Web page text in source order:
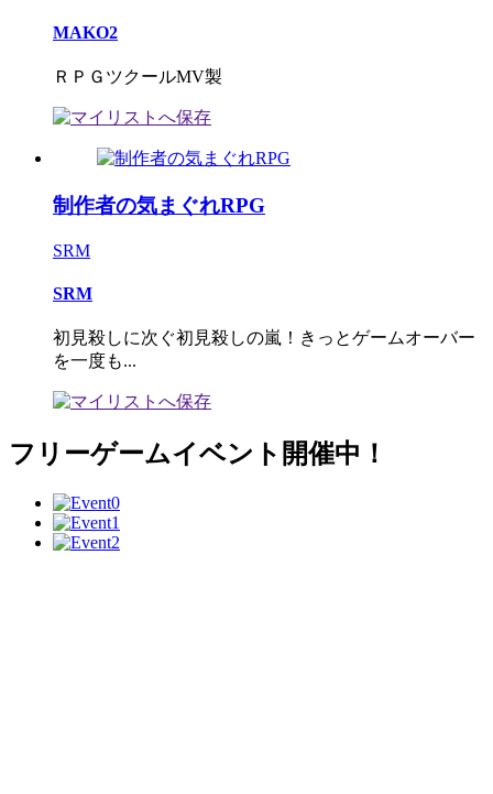
MAKO2
ＲＰＧツクールMV製
制作者の気まぐれRPG
SRM
SRM
初見殺しに次ぐ初見殺しの嵐！きっとゲームオーバー
を一度も...
フリーゲームイベント開催中！